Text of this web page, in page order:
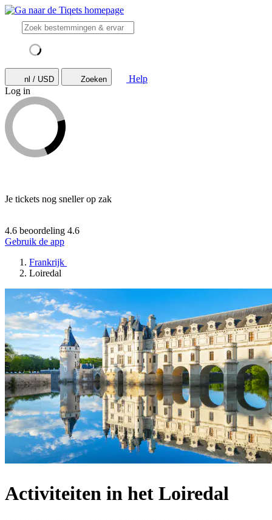
nl / USD Zoeken
Help
Log in
Je tickets nog sneller op zak
4.6 beoordeling 4.6
Gebruik de app
Frankrijk
Loiredal
Activiteiten in het Loiredal